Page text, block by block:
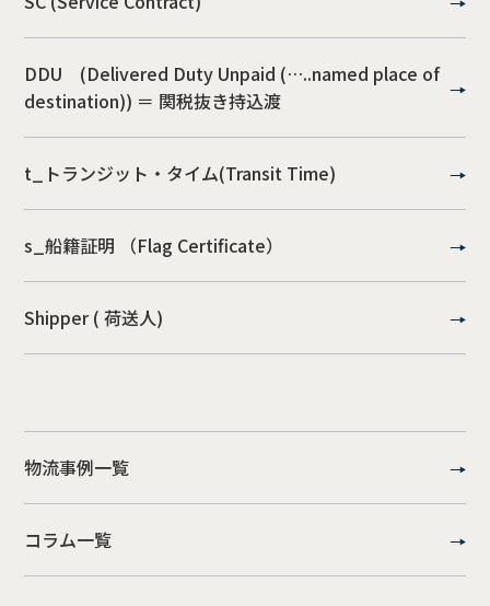
DDU (Delivered Duty Unpaid (…..named place of
destination)) ＝ 関税抜き持込渡
t_トランジット・タイム(Transit Time)
s_船籍証明 （Flag Certificate）
Shipper ( 荷送人)
物流事例一覧
コラム一覧